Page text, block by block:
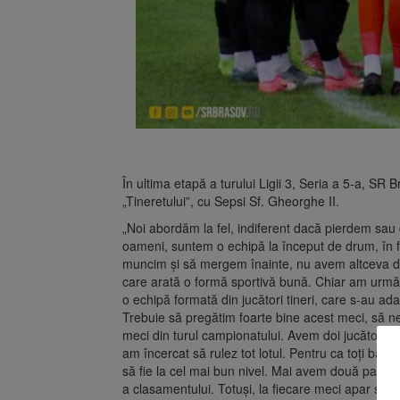
În ultima etapă a turului Ligii 3, Seria a 5-a, SR
„Tineretului”, cu Sepsi Sf. Gheorghe II.
„Noi abordăm la fel, indiferent dacă pierdem
oameni, suntem o echipă la început de drum,
muncim şi să mergem înainte, nu avem altceva
care arată o formă sportivă bună. Chiar am
o echipă formată din jucători tineri, care s-au
Trebuie să pregătim foarte bine acest meci, să
meci din turul campionatului. Avem doi jucători
am încercat să rulez tot lotul. Pentru ca toţi
să fie la cel mai bun nivel. Mai avem două
a clasamentului. Totuşi, la fiecare meci apar